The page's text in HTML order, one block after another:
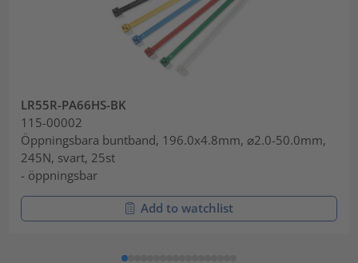
LR55R-PA66HS-BK
115-00002
Öppningsbara buntband, 196.0x4.8mm, ⌀2.0-50.0mm,
245N, svart, 25st
- öppningsbar
Add to watchlist